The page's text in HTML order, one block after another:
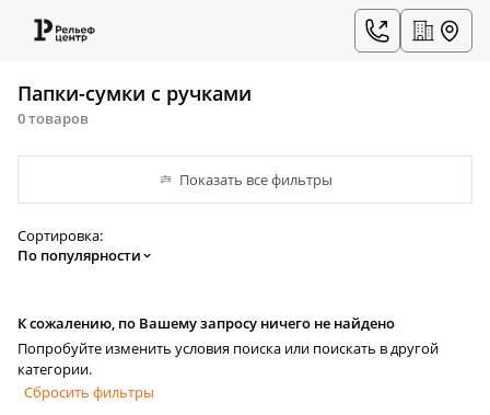
Папки-сумки с ручками
0 товаров
Показать все фильтры
Сортировка:
По популярности
К сожалению, по Вашему запросу ничего не найдено
Попробуйте изменить условия поиска или поискать в другой
категории.
Сбросить фильтры